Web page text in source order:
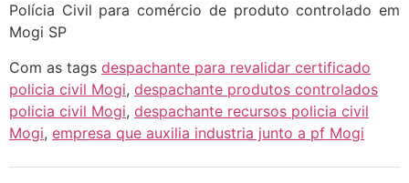
Polícia Civil para comércio de produto controlado em
Mogi SP
Com as tags despachante para revalidar certificado
policia civil Mogi, despachante produtos controlados
policia civil Mogi, despachante recursos policia civil
Mogi, empresa que auxilia industria junto a pf Mogi